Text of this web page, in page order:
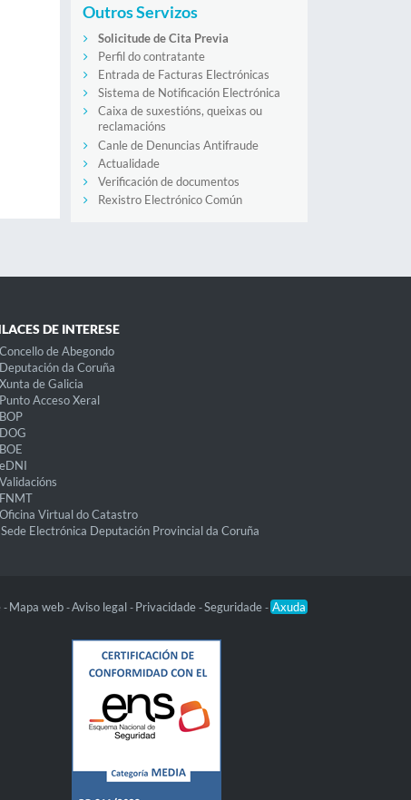
Outros Servizos
Solicitude de Cita Previa
Perfil do contratante
Entrada de Facturas Electrónicas
Sistema de Notificación Electrónica
Caixa de suxestións, queixas ou
reclamacións
Canle de Denuncias Antifraude
Actualidade
Verificación de documentos
Rexistro Electrónico Común
DE INTERESE
Concello de Abegondo
Deputación da Coruña
Xunta de Galicia
Punto Acceso Xeral
BOP
DOG
BOE
eDNI
Validacións
FNMT
Oficina Virtual do Catastro
Sede Electrónica Deputación Provincial da Coruña
- Mapa web -Aviso legal - Privacidade -Seguridade - Axuda